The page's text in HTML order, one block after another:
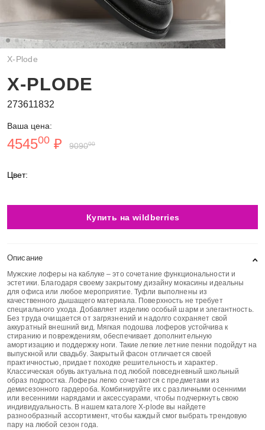
X-Plode
X-PLODE
273611832
Ваша цена:
454500 ₽ 909000
Цвет:
Купить на wildberries
Описание
Мужские лоферы на каблуке – это сочетание функциональности и
эстетики. Благодаря своему закрытому дизайну мокасины идеальны
для офиса или любое мероприятие. Туфли выполнены из
качественного дышащего материала. Поверхность не требует
специального ухода. Добавляет изделию особый шарм и элегантность.
Без труда очищается от загрязнений и надолго сохраняет свой
аккуратный внешний вид. Мягкая подошва лоферов устойчива к
стиранию и повреждениям, обеспечивает дополнительную
амортизацию и поддержку ноги. Такие легкие летние пенни подойдут на
выпускной или свадьбу. Закрытый фасон отличается своей
практичностью, придает походке решительность и характер.
Классическая обувь актуальна под любой повседневный школьный
образ подростка. Лоферы легко сочетаются с предметами из
демисезонного гардероба. Комбинируйте их с различными осенними
или весенними нарядами и аксессуарами, чтобы подчеркнуть свою
индивидуальность. В нашем каталоге X-plode вы найдете
разнообразный ассортимент, чтобы каждый смог выбрать трендовую
пару на любой сезон года.